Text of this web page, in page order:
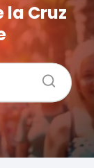
la Cruz